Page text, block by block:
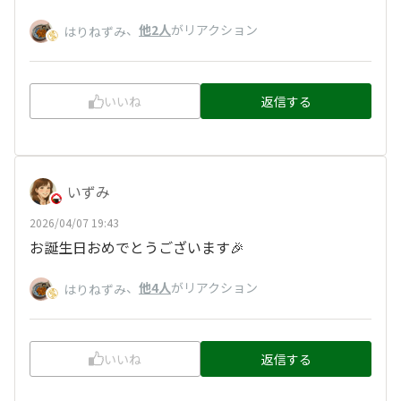
はりねずみ、 他2人がリアクション
いいね 返信する
いずみ
2026/04/07 19:43
お誕生日おめでとうございます🎉
はりねずみ、 他4人がリアクション
いいね 返信する